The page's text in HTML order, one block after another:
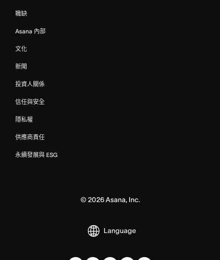
職缺
Asana 內部
文化
新聞
投資人關係
信任與安全
隱私權
供應商責任
永續發展與 ESG
© 2026Asana, Inc.
Language